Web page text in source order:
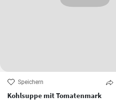
Speichern
Kohlsuppe mit Tomatenmark